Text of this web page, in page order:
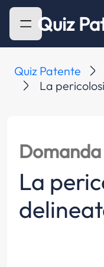
Quiz
Quiz Patente
La
Domanda
La